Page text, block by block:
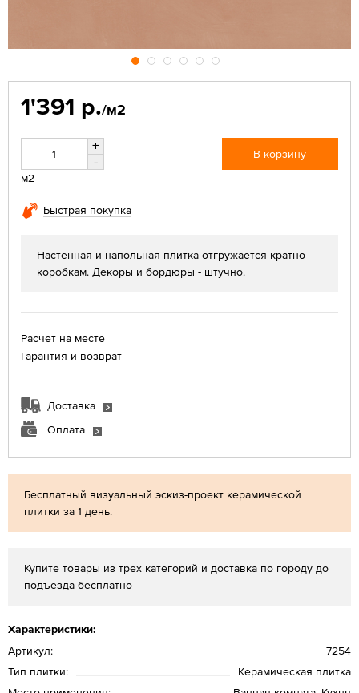
Бесплатный визуальный эскиз-проект керамической
плитки за 1 день.
Купите товары из трех категорий и доставка по городу до
подъезда бесплатно
Характеристики:
Артикул:
7254
Тип плитки:
Керамическая плитка
1'391 р./м2
+
-
м2
В корзину
Быстрая покупка
Настенная и напольная плитка отгружается кратно
коробкам. Декоры и бордюры - штучно.
Расчет на месте
Гарантия и возврат
Доставка
Оплата